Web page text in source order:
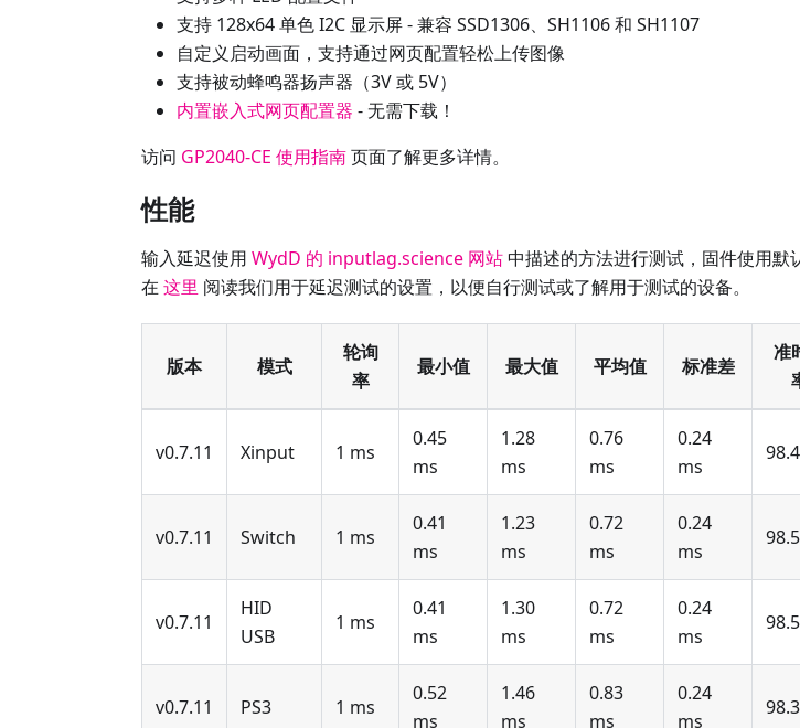
支持 128x64 单色 I2C 显示屏 - 兼容 SSD1306、SH1106 和 SH1107
自定义启动画面，支持通过网页配置轻松上传图像
支持被动蜂鸣器扬声器（3V 或 5V）
内置嵌入式网页配置器 - 无需下载！
访问 GP2040-CE 使用指南页面了解更多详情。
性能
输入延迟使用 WydD 的 inputlag.science 网站中描述的方法进行测试，固件使用
在 这里 阅读我们用于延迟测试的设置，以便自行测试或了解用于测试的设备。
版本 模式
轮询
率
最小值 最大值 平均值 标准差
准
v0.7.11 Xinput 1 ms
0.45
ms
1.28
ms
0.76
ms
0.24
ms
v0.7.11 Switch 1 ms
0.41
ms
1.23
ms
0.72
ms
0.24
ms
v0.7.11
HID
USB
1 ms
0.41
ms
1.30
ms
0.72
ms
0.24
ms
v0.7.11 PS3 1 ms
0.52
ms
1.46
ms
0.83
ms
0.24
ms